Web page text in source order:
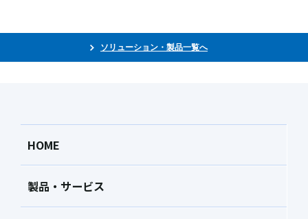
ソリューション・製品一覧へ
HOME
製品・サービス